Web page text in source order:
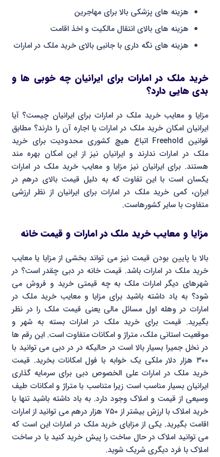
هزینه های پزشکی بالا برای مهاجرین
هزینه های بالای انتقال مالکیت و اخذ اقامت
هزینه های نگه داری با جانبی بالای خرید ملک در امارات
خرید ملک در امارات برای ایرانیان چه خوبی ها و
بدی هایی دارد؟
مزایا و معایب خرید ملک در امارات برای ایرانیان چیست؟ آیا
ایرانیان امکان خرید ملک در امارات یا اجاره آن را دارند؟ مطابق
قوانین Freehold اتباع هیچ کشوری محدودیت برای خرید
ملک در امارات ندارند و ایرانیان نیز از این امکان بهره مند
هستند. برای ایرانیان نیز مزایا و معایب خرید ملک در امارات
یکسان است با این تفاوت که به دلیل قیمت بالای درهم در
ایران، کمی خرید ملک در امارات برای ایرانیان از نظر ارزشی
متفاوت با سایر کشورهاست.
مزایا و معایب خرید ملک در امارات و قیمت خانه
بالا یا پایین بودن قیمت نیز می تواند بخشی از مزایا یا معایب
خرید ملک در امارات باشد. قیمت خانه در دبی چقدر است؟ در
شهرهای دیگر امارات ملک به چه قیمتی خرید و فروش می
شود؟ به یاد داشته باشید برای مزایا و معایب خرید ملک در
امارات در وهله اول مسائل مالی یعنی قیمت ملک را در نظر
بگیرید. قیمت برای خرید ملک در امارات بسته به شهر و
موقعیت استانی ملک، متراژ و امکانات متفاوت است. این رقم ها
در نخل جمیرا بسیار بالا است در حالیکه در در دبی می توانید با
۳۰۰ هزار دلار ملکی یک خوابه با فول امکانات بخرید. قیمت
خرید ملک در امارات علی الخصوص دبی برای سرمایه گذاری
ایرانیان بسیار مناسب است زیرا متناسب با متراژ و امکانات طیف
وسیعی از قیمت و املاک وجود دارد. به یاد داشته باشید تنها با
خرید املاک با ارزش بیشتر از ۷۵۰ هزار درهم می توانید از امارات
اقامت بگیرید. یکی از مزایای خرید ملک در امارات این است که
می توانید املاک در حال ساخت را پیش خرید کنید یا در ساخت
املاک با فرد دیگری شریک شوید.